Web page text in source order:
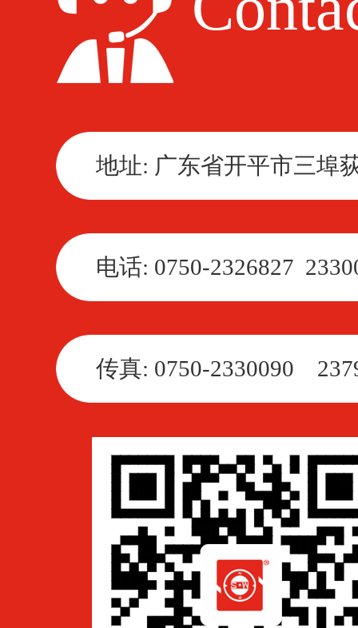
地址: 广东省开平市三埠
电话: 0750-2326827
传真: 0750-2330090